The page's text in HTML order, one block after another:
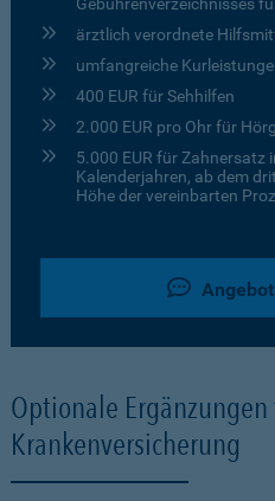
ärztlich verordnete
umfangreiche
400 EUR für Sehhilfen
2.000 EUR pro Ohr für
5.000 EUR für Zahnersatz
Kalenderjahren, ab dem
Höhe der vereinbarten
Optionale
Krankenversicherung